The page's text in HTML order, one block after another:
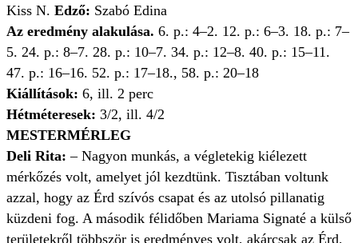
Kiss N. Edző: Szabó Edina
Az eredmény alakulása. 6. p.: 4–2. 12. p.: 6–3. 18. p.: 7–
5. 24. p.: 8–7. 28. p.: 10–7. 34. p.: 12–8. 40. p.: 15–11.
47. p.: 16–16. 52. p.: 17–18., 58. p.: 20–18
Kiállítások: 6, ill. 2 perc
Hétméteresek: 3/2, ill. 4/2
MESTERMÉRLEG
Deli Rita: – Nagyon munkás, a végletekig kiélezett
mérkőzés volt, amelyet jól kezdtünk. Tisztában voltunk
azzal, hogy az Érd szívós csapat és az utolsó pillanatig
küzdeni fog. A második félidőben Mariama Signaté a külső
területekről többször is eredményes volt, akárcsak az Érd,